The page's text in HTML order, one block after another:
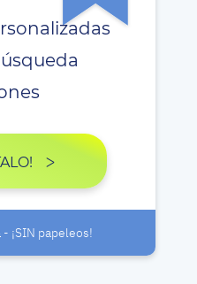
¡SIN papeleos!